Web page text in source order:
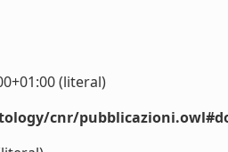
(literal)
cnr/